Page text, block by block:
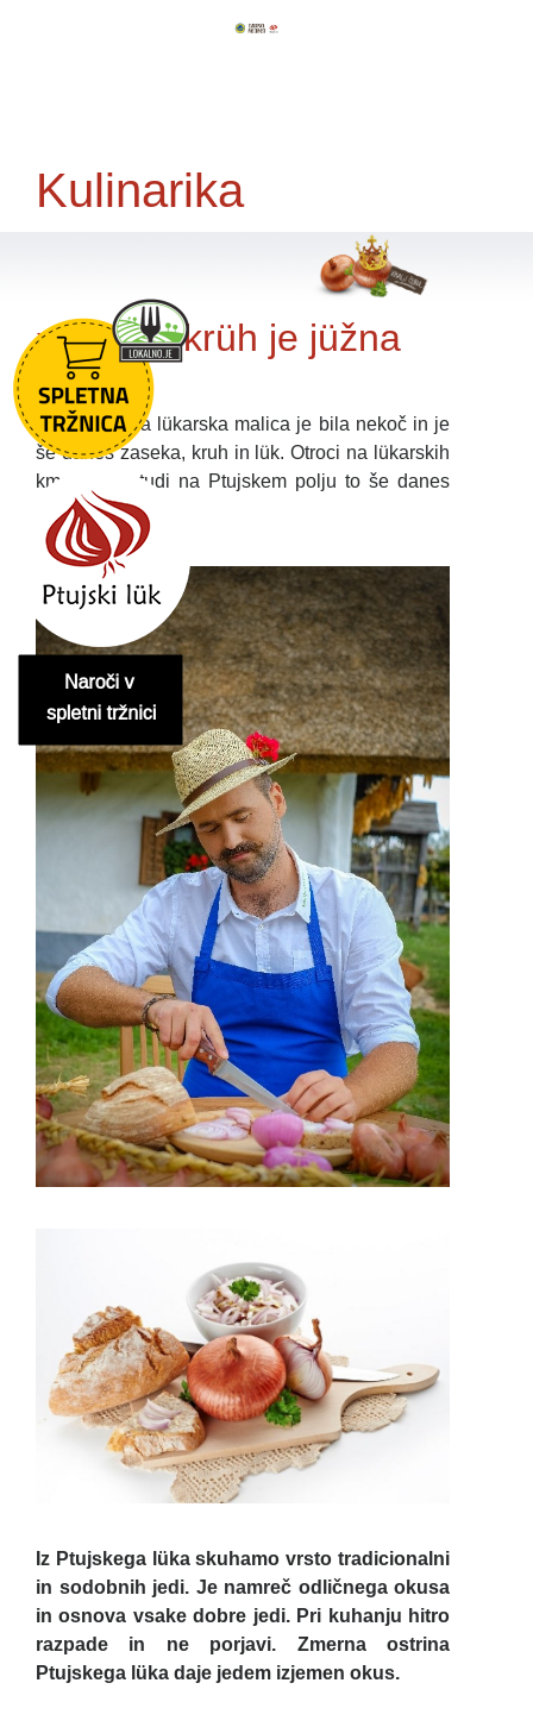
Kulinarika
»Lük pa krüh je jüžna
vküp!«
Tradicionalna lükarska malica je bila nekoč in je
še danes zaseka, kruh in lük. Otroci na lükarskih
kmetijah in tudi na Ptujskem polju to še danes
radi jedo.
Iz Ptujskega lüka skuhamo vrsto tradicionalni
in sodobnih jedi. Je namreč odličnega okusa
in osnova vsake dobre jedi. Pri kuhanju hitro
razpade in ne porjavi. Zmerna ostrina
Ptujskega lüka daje jedem izjemen okus.